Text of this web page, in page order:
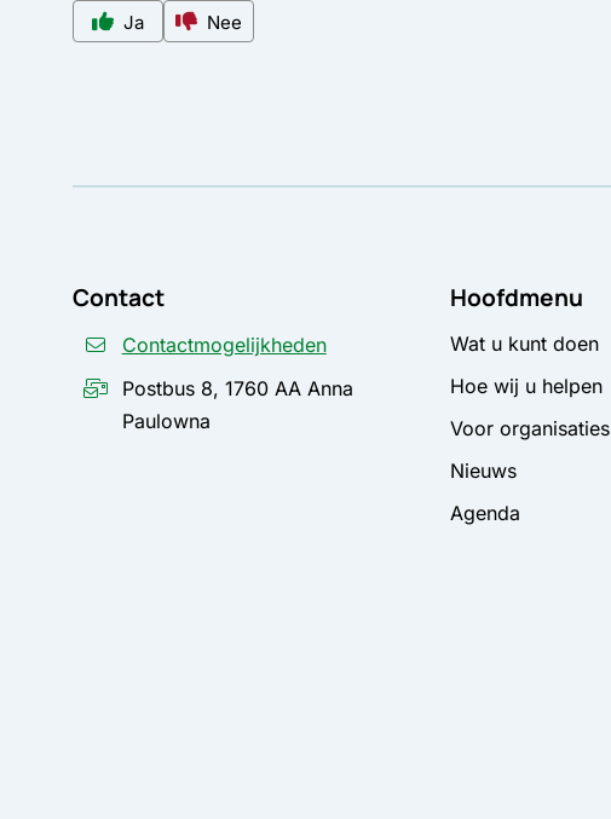
Ja Nee
Contact
Contactmogelijkheden
Postbus 8, 1760 AA Anna
Paulowna
Hoofdmenu
Wat u kunt doen
Hoe wij u helpen
Voor organisaties
Nieuws
Agenda